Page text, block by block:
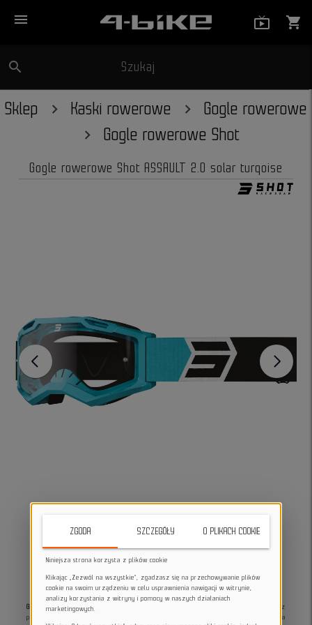
menu shopping_cart
search Szukaj
Sklep Kaski rowerowe
Gogle rowerowe
Gogle rowerowe Shot
Gogle rowerowe Shot ASSAULT 2.0 solar turqoise
Gogle rowerowe Shot ASSAULT 2.0 solar turqoise
- spełniające normę EN 1938, z
półsztywną konstrukcją, wentylacją, szerokim polem widzenia i odporną na
ZGODA SZCZEGÓŁY O PLIKACH COOKIE
Niniejsza strona korzysta z plików cookie
Klikając „Zezwól na wszystkie”, zgadzasz się na przechowywanie plików
cookie na swoim urządzeniu w celu usprawnienia nawigacji w witrynie,
analizy korzystania z witryny i pomocy w naszych działaniach
marketingowych.